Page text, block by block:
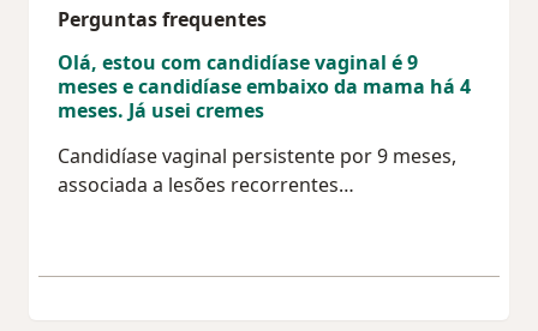
Perguntas frequentes
Olá, estou com candidíase vaginal é 9
meses e candidíase embaixo da mama há 4
meses. Já usei cremes
Candidíase vaginal persistente por 9 meses,
associada a lesões recorrentes…